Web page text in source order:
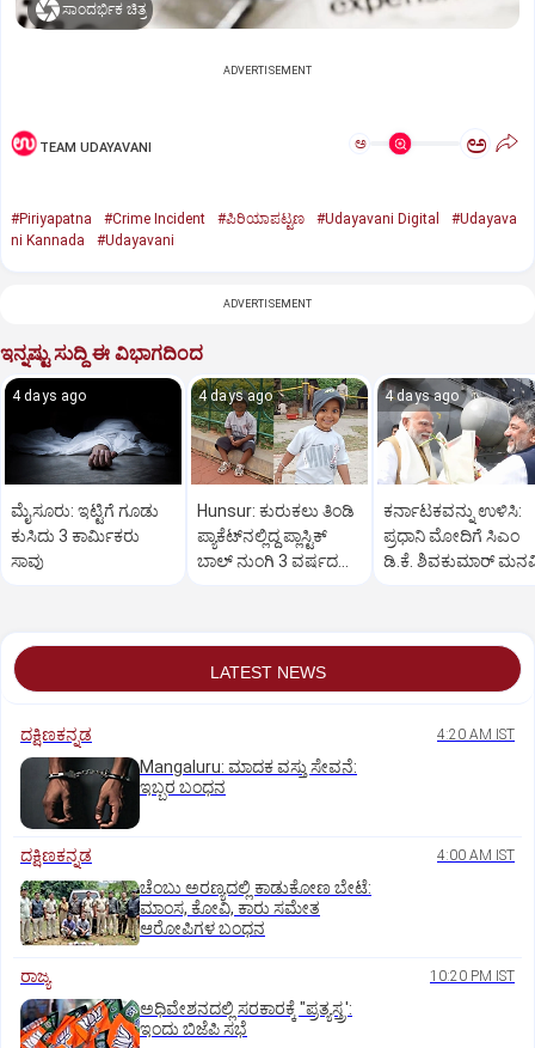
ಸಾಂದರ್ಭಿಕ ಚಿತ್ರ
ADVERTISEMENT
TEAM UDAYAVANI ಅ ಅ
#Piriyapatna #Crime Incident #ಪಿರಿಯಾಪಟ್ಟಣ #Udayavani Digital
#Udayava
ni Kannada
#Udayavani
ADVERTISEMENT
ಇನ್ನಷ್ಟು ಸುದ್ದಿ ಈ ವಿಭಾಗದಿಂದ
4 days ago
ಮೈಸೂರು: ಇಟ್ಟಿಗೆ ಗೂಡು
ಕುಸಿದು 3 ಕಾರ್ಮಿಕರು
ಸಾವು
4 days ago
Hunsur: ಕುರುಕಲು ತಿಂಡಿ
ಪ್ಯಾಕೆಟ್‌ನಲ್ಲಿದ್ದ ಪ್ಲಾಸ್ಟಿಕ್
ಬಾಲ್ ನುಂಗಿ 3 ವರ್ಷದ
4 days ago
ಕರ್ನಾಟಕವನ್ನು ಉಳಿಸಿ:
ಪ್ರಧಾನಿ ಮೋದಿಗೆ ಸಿಎಂ
ಡಿ.ಕೆ. ಶಿವಕುಮಾರ್
LATEST NEWS
ದಕ್ಷಿಣಕನ್ನಡ 4:20 AM IST
Mangaluru: ಮಾದಕ ವಸ್ತು ಸೇವನೆ:
ಇಬ್ಬರ ಬಂಧನ
ದಕ್ಷಿಣಕನ್ನಡ 4:00 AM IST
ಚೆಂಬು ಅರಣ್ಯದಲ್ಲಿ ಕಾಡುಕೋಣ ಬೇಟೆ:
ಮಾಂಸ, ಕೋವಿ, ಕಾರು ಸಮೇತ
ಆರೋಪಿಗಳ ಬಂಧನ
ರಾಜ್ಯ 10:20 PM IST
ಅಧಿವೇಶನದಲ್ಲಿ ಸರಕಾರಕ್ಕೆ "ಪ್ರತ್ಯಸ್ತ್ರ':
ಇಂದು ಬಿಜೆಪಿ ಸಭೆ